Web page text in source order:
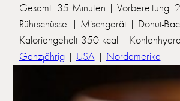
Gesamt: 35 Minuten | Vorbereitung:
Rührschüssel | Mischgerät | Donut-
Kaloriengehalt 350 kcal |
Ganzjährig | USA | Nordamerika